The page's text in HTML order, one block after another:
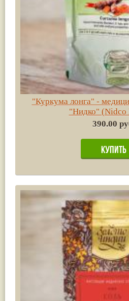
"Куркума лонга" -
"Нидко" (Nidco
390.00